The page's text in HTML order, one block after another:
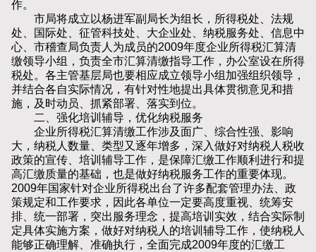
作。
市局将成立以杨进军副局长为组长，所得税处、法规
处、国际处、征管科技处、大企业处、纳税服务处、信息中
心、市稽查局负责人为成员的2009年度企业所得税汇算清
缴领导小组，负责全市汇算清缴指导工作，办公室设在所得
税处。各主管基层局也要相应成立领导小组加强组织领导，
并结合各自实际情况，有针对性地提出具体贯彻意见和措
施，及时动员、抓紧部署、落实到位。
二、强化培训辅导，优化纳税服务
企业所得税汇算清缴工作涉及面广、综合性强、影响
大，纳税人数量、类型又逐年增多，深入做好对纳税人税收
政策的宣传、培训辅导工作，是保障汇缴工作顺利进行和提
高汇缴质量的基础，也是做好纳税服务工作的重要体现。
2009年国家针对企业所得税出台了许多配套管理办法、政
策规定和工作要求，因此各单位一定要高度重视、统筹安
排、统一部署，突出服务理念，提高培训实效，结合实际制
定具体实施方案，做好对纳税人的培训辅导工作，使纳税人
能够正确理解、准确执行，全面完成2009年度的汇缴工